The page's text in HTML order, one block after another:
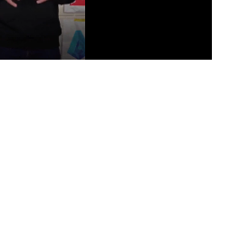
دوري أبطال إفريقيا